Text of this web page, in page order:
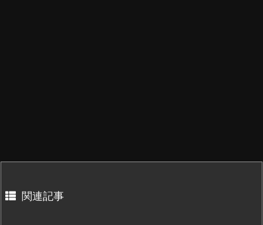
関連記事